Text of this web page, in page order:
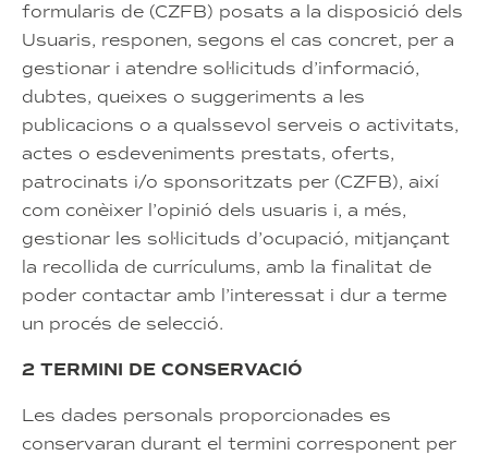
formularis de (CZFB) posats a la disposició dels
Usuaris, responen, segons el cas concret, per a
gestionar i atendre sol·licituds d’informació,
dubtes, queixes o suggeriments a les
publicacions o a qualssevol serveis o activitats,
actes o esdeveniments prestats, oferts,
patrocinats i/o sponsoritzats per (CZFB), així
com conèixer l’opinió dels usuaris i, a més,
gestionar les sol·licituds d’ocupació, mitjançant
la recollida de currículums, amb la finalitat de
poder contactar amb l’interessat i dur a terme
un procés de selecció.
2 TERMINI DE CONSERVACIÓ
Les dades personals proporcionades es
conservaran durant el termini corresponent per